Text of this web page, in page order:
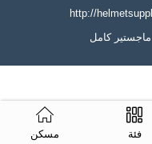
ماجستير كامل
مسكن فئة